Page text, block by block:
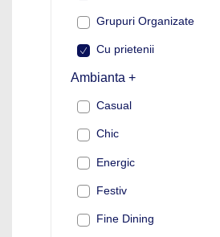
Grupuri Organizate
Cu prietenii
Ambianta +
Casual
Chic
Energic
Festiv
Fine Dining